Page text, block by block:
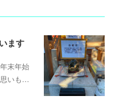
ます
末年始
いも…